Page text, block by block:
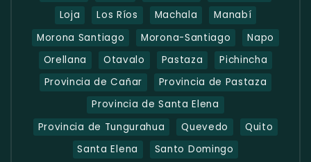
Loja
Los Ríos Machala
Manabí
Morona Santiago
Morona-Santiago
Napo
Orellana
Otavalo Pastaza
Pichincha
Provincia de Cañar
Provincia de Pastaza
Provincia de Santa Elena
Provincia de Tungurahua
Quevedo
Quito
Santa Elena
Santo Domingo